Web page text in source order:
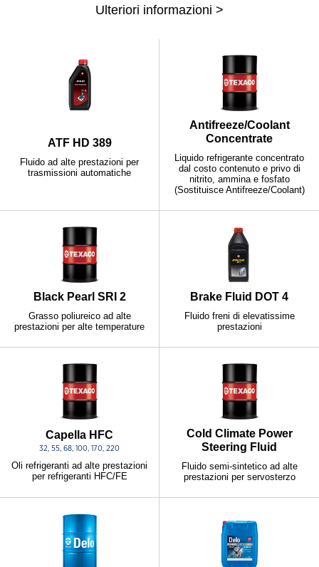
Ulteriori informazioni >
ATF HD 389
Fluido ad alte prestazioni per
trasmissioni automatiche
Antifreeze/Coolant
Concentrate
Liquido refrigerante concentrato
dal costo contenuto e privo di
nitrito, ammina e fosfato
(Sostituisce Antifreeze/Coolant)
Black Pearl SRI 2
Grasso poliureico ad alte
prestazioni per alte temperature
Brake Fluid DOT 4
Fluido freni di elevatissime
prestazioni
Capella HFC
32, 55, 68, 100, 170, 220
Oli refrigeranti ad alte prestazioni
per refrigeranti HFC/FE
Cold Climate Power
Steering Fluid
Fluido semi-sintetico ad alte
prestazioni per servosterzo